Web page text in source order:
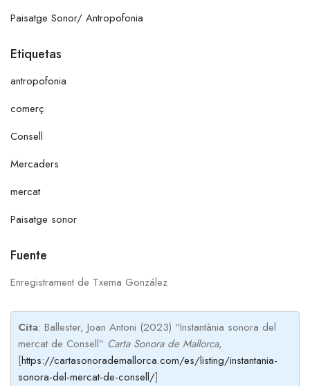
Paisatge Sonor/ Antropofonia
Etiquetas
antropofonia
comerç
Consell
Mercaders
mercat
Paisatge sonor
Fuente
Enregistrament de Txema González
Cita: Ballester, Joan Antoni (2023) “Instantània sonora del
mercat de Consell” Carta Sonora de Mallorca,
[https://cartasonorademallorca.com/es/listing/instantania-
sonora-del-mercat-de-consell/]